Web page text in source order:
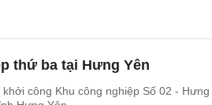
thứ ba tại Hưng Yên
công Khu công nghiệp Số 02 - Hưng